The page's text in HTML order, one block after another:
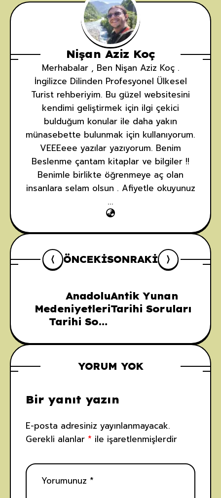
Nişan Aziz Koç
Merhabalar , Ben Nişan Aziz Koç .
İngilizce Dilinden Profesyonel Ülkesel
Turist rehberiyim. Bu güzel websitesini
kendimi geliştirmek için ilgi çekici
bulduğum konular ile daha yakın
münasebette bulunmak için kullanıyorum.
VEEEeee yazılar yazıyorum. Benim
Beslenme çantam kitaplar ve bilgiler !!
Benimle birlikte öğrenmeye aç olan
insanlara selam olsun . Afiyetle okuyunuz
...
ÖNCEKISONRAKI
Anadolu
Medeniyetleri
Tarihi Soru
Antik Yunan
Tarihi Soruları
YORUM YOK
Bir yanıt yazın
E-posta adresiniz yayınlanmayacak.
Gerekli alanlar * ile işaretlenmişlerdir